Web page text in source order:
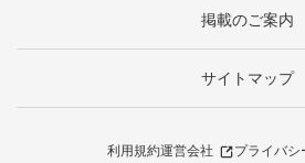
掲載のご案内
サイトマップ
利用規約運営会社
プライバシ